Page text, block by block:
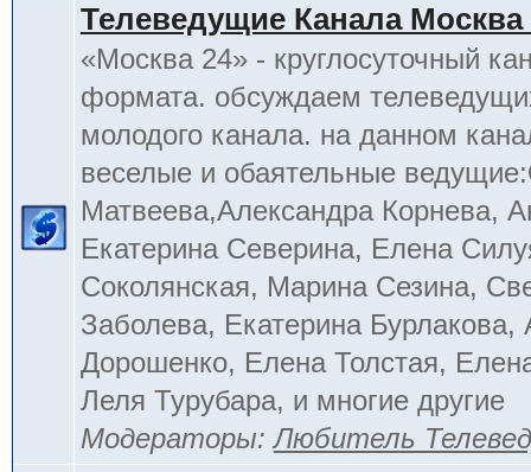
Телеведущие Канала Москва
«Москва 24» - круглосуточный
формата. обсуждаем
молодого канала. на данном
веселые и обаятельные
Матвеева,Александра Корнева,
Екатерина Северина, Елена
Соколянская, Марина Сезина,
Заболева, Екатерина Бурлакова,
Дорошенко, Елена Толстая,
Леля Турубара, и многие другие
Модераторы:Любитель